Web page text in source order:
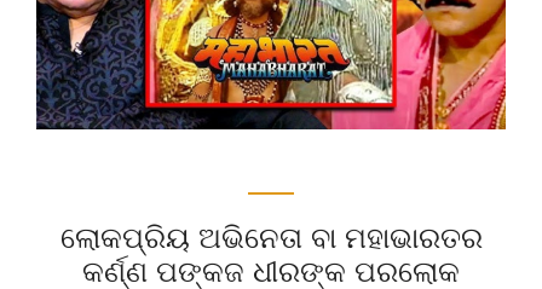
ଲୋକପ୍ରିୟ ଅଭିନେତା ବା ମହାଭାରତର
କର୍ଣ୍ଣ ପଙ୍କଜ ଧୀରଙ୍କ ପରଲୋକ